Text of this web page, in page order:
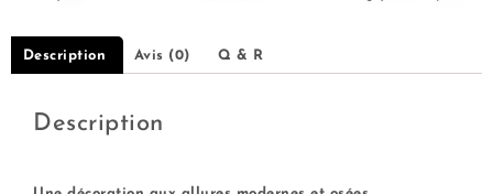
Description Avis (0) Q & R
Description